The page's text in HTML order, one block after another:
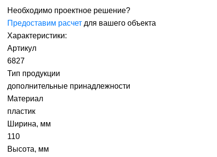
Необходимо проектное решение?
Предоставим расчет для вашего объекта
Характеристики:
Артикул
6827
Тип продукции
дополнительные принадлежности
Материал
пластик
Ширина, мм
110
Высота, мм